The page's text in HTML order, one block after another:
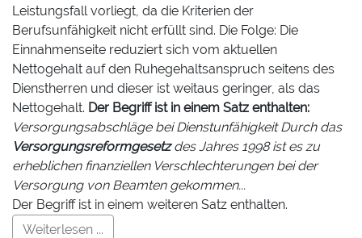
Leistungsfall vorliegt, da die Kriterien der
Berufsunfähigkeit nicht erfüllt sind. Die Folge: Die
Einnahmenseite reduziert sich vom aktuellen
Nettogehalt auf den Ruhegehaltsanspruch seitens des
Dienstherren und dieser ist weitaus geringer, als das
Nettogehalt. Der Begriff ist in einem Satz enthalten:
Versorgungsabschläge bei Dienstunfähigkeit Durch das
Versorgungsreformgesetzdes Jahres 1998 ist es zu
erheblichen finanziellen Verschlechterungen bei der
Versorgung von Beamten gekommen...
Der Begriff ist in einem weiteren Satz enthalten.
Weiterlesen ...